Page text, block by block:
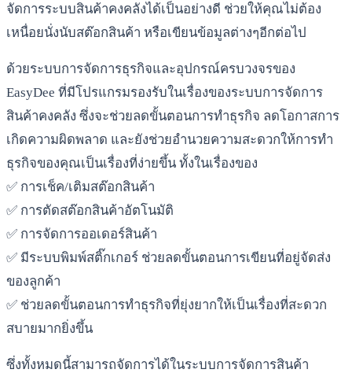
จัดการระบบสินค้าคงคลังได้เป็นอย่างดี ช่วยให้คุณไม่ต้อง
เหนื่อยนั่งนับสต๊อกสินค้า หรือเขียนข้อมูลต่างๆอีกต่อไป
ด้วยระบบการจัดการธุรกิจและอุปกรณ์ครบวงจรของ
EasyDee ที่มีโปรแกรมรองรับในเรื่องของระบบการจัดการ
สินค้าคงคลัง ซึ่งจะช่วยลดขั้นตอนการทำธุรกิจ ลดโอกาสการ
เกิดความผิดพลาด และยังช่วยอำนวยความสะดวกให้การทำ
ธุรกิจของคุณเป็นเรื่องที่ง่ายขึ้น ทั้งในเรื่องของ
✅ การเช็ค/เติมสต๊อกสินค้า
✅ การตัดสต๊อกสินค้าอัตโนมัติ
✅ การจัดการออเดอร์สินค้า
✅ มีระบบพิมพ์สติ๊กเกอร์ ช่วยลดขั้นตอนการเขียนที่อยู่จัดส่ง
ของลูกค้า
✅ ช่วยลดขั้นตอนการทำธุรกิจที่ยุ่งยากให้เป็นเรื่องที่สะดวก
สบายมากยิ่งขึ้น
ซึ่งทั้งหมดนี้สามารถจัดการได้ในระบบการจัดการสินค้า